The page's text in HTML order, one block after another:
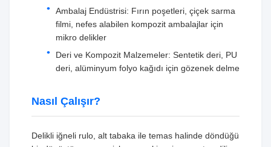
Ambalaj Endüstrisi: Fırın poşetleri, çiçek sarma
filmi, nefes alabilen kompozit ambalajlar için
mikro delikler
Deri ve Kompozit Malzemeler: Sentetik deri, PU
deri, alüminyum folyo kağıdı için gözenek delme
Nasıl Çalışır?
Delikli iğneli rulo, alt tabaka ile temas halinde döndüğü